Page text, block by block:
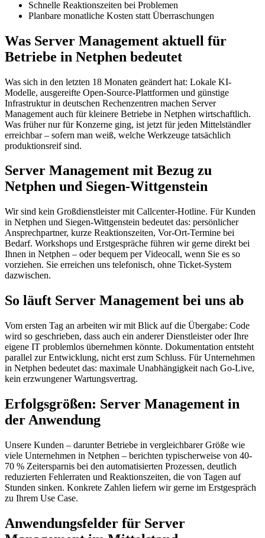
Schnelle Reaktionszeiten bei Problemen
Planbare monatliche Kosten statt Überraschungen
Was Server Management aktuell für
Betriebe in Netphen bedeutet
Was sich in den letzten 18 Monaten geändert hat: Lokale KI-
Modelle, ausgereifte Open-Source-Plattformen und günstige
Infrastruktur in deutschen Rechenzentren machen Server
Management auch für kleinere Betriebe in Netphen wirtschaftlich.
Was früher nur für Konzerne ging, ist jetzt für jeden Mittelständler
erreichbar – sofern man weiß, welche Werkzeuge tatsächlich
produktionsreif sind.
Server Management mit Bezug zu
Netphen und Siegen-Wittgenstein
Wir sind kein Großdienstleister mit Callcenter-Hotline. Für Kunden
in Netphen und Siegen-Wittgenstein bedeutet das: persönlicher
Ansprechpartner, kurze Reaktionszeiten, Vor-Ort-Termine bei
Bedarf. Workshops und Erstgespräche führen wir gerne direkt bei
Ihnen in Netphen – oder bequem per Videocall, wenn Sie es so
vorziehen. Sie erreichen uns telefonisch, ohne Ticket-System
dazwischen.
So läuft Server Management bei uns ab
Vom ersten Tag an arbeiten wir mit Blick auf die Übergabe: Code
wird so geschrieben, dass auch ein anderer Dienstleister oder Ihre
eigene IT problemlos übernehmen könnte. Dokumentation entsteht
parallel zur Entwicklung, nicht erst zum Schluss. Für Unternehmen
in Netphen bedeutet das: maximale Unabhängigkeit nach Go-Live,
kein erzwungener Wartungsvertrag.
Erfolgsgrößen: Server Management in
der Anwendung
Unsere Kunden – darunter Betriebe in vergleichbarer Größe wie
viele Unternehmen in Netphen – berichten typischerweise von 40-
70 % Zeitersparnis bei den automatisierten Prozessen, deutlich
reduzierten Fehlerraten und Reaktionszeiten, die von Tagen auf
Stunden sinken. Konkrete Zahlen liefern wir gerne im Erstgespräch
zu Ihrem Use Case.
Anwendungsfelder für Server